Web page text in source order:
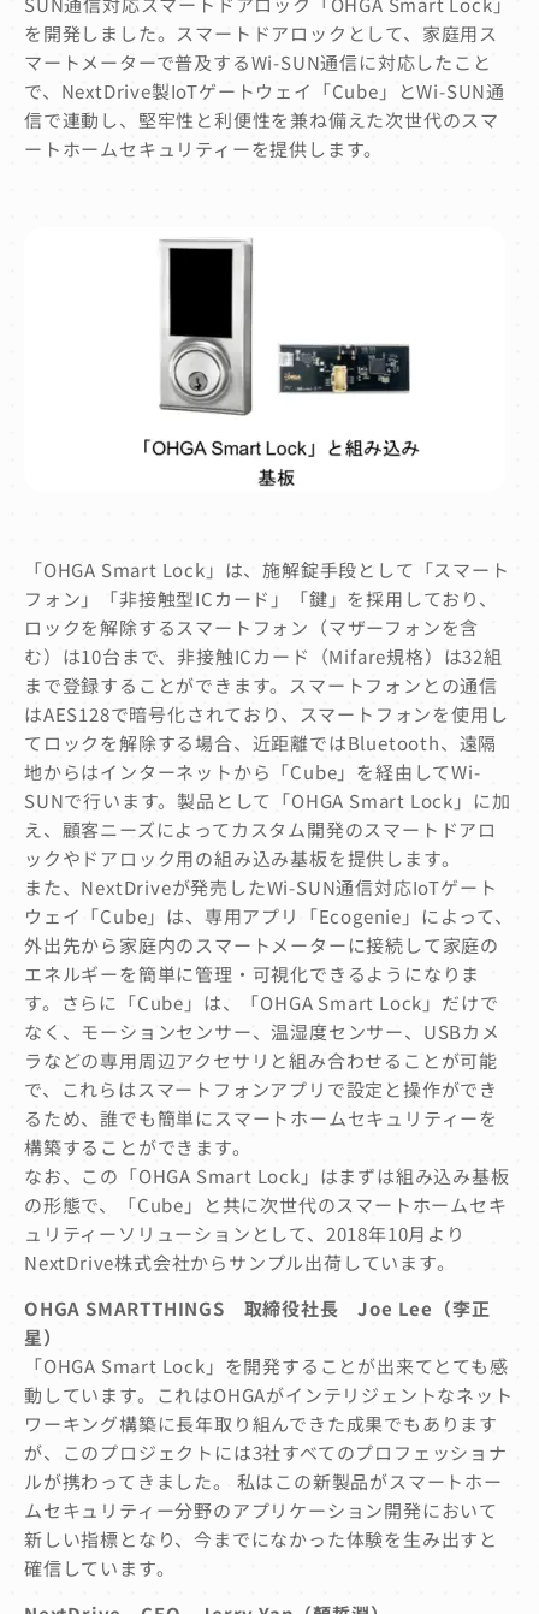
を開発しました。スマートドアロックとして、家庭用ス
マートメーターで普及するWi-SUN通信に対応したこと
で、NextDrive製IoTゲートウェイ「Cube」とWi-SUN通
信で連動し、堅牢性と利便性を兼ね備えた次世代のスマ
ートホームセキュリティーを提供します。
「OHGA Smart Lock」は、施解錠手段として「スマート
フォン」「非接触型ICカード」「鍵」を採用しており、
ロックを解除するスマートフォン（マザーフォンを含
む）は10台まで、非接触ICカード（Mifare規格）は32組
まで登録することができます。スマートフォンとの通信
はAES128で暗号化されており、スマートフォンを使用し
てロックを解除する場合、近距離ではBluetooth、遠隔
地からはインターネットから「Cube」を経由してWi-
SUNで行います。製品として「OHGA Smart Lock」に加
え、顧客ニーズによってカスタム開発のスマートドアロ
ックやドアロック用の組み込み基板を提供します。
また、NextDriveが発売したWi-SUN通信対応IoTゲート
ウェイ「Cube」は、専用アプリ「Ecogenie」によって、
外出先から家庭内のスマートメーターに接続して家庭の
エネルギーを簡単に管理・可視化できるようになりま
す。さらに「Cube」は、「OHGA Smart Lock」だけで
なく、モーションセンサー、温湿度センサー、USBカメ
ラなどの専用周辺アクセサリと組み合わせることが可能
で、これらはスマートフォンアプリで設定と操作ができ
るため、誰でも簡単にスマートホームセキュリティーを
構築することができます。
なお、この「OHGA Smart Lock」はまずは組み込み基板
の形態で、「Cube」と共に次世代のスマートホームセキ
ュリティーソリューションとして、2018年10月より
NextDrive株式会社からサンプル出荷しています。
OHGA SMARTTHINGS 取締役社長 Joe Lee（李正
星）
「OHGA Smart Lock」を開発することが出来てとても感
動しています。これはOHGAがインテリジェントなネット
ワーキング構築に長年取り組んできた成果でもあります
が、このプロジェクトには3社すべてのプロフェッショナ
ルが携わってきました。 私はこの新製品がスマートホー
ムセキュリティー分野のアプリケーション開発において
新しい指標となり、今までになかった体験を生み出すと
確信しています。